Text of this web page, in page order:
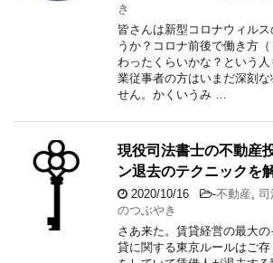
き
皆さんは新型コロナウィル
うか？コロナ前後で働き方
わったくらいかな？という
業従事者の方はいまだ深刻
せん。かくいうみ …
現役司法書士の不動産
ン退去のテクニックを
2020/10/16 -不動産 司
のつぶやき
さあ来た。賃貸経営の最大
貸に関する東京ルールはご